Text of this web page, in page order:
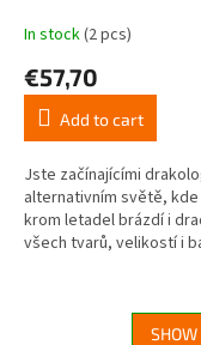
In stock(2 pcs)
€57,70
Add to cart
Jste začínajícími
alternativním světě,
krom letadel brázdí i
všech tvarů, velikostí i
SHOW